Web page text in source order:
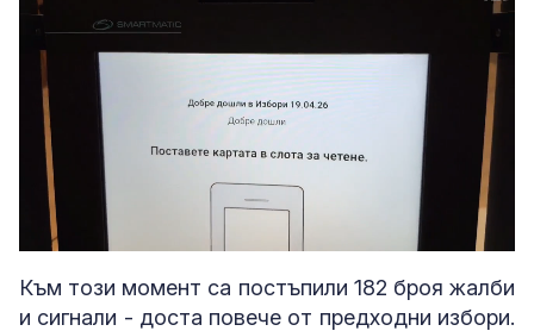
Unmute
Към този момент са постъпили 182 броя жалби
и сигнали - доста повече от предходни избори.